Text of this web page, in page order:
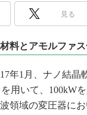
この10
製品分解
光伝送技
“異端児
改革、
見る
料とアモルファ
年1月、ナノ結晶
を用いて、100kW
領域の変圧器に